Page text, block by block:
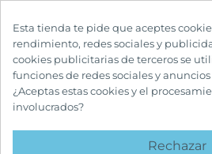
INICIO CUIDADOS FACIALES
Esta tienda te pide que aceptes
rendimiento, redes sociales y
cookies publicitarias de terceros se
funciones de redes sociales y
¿Aceptas estas cookies y el
involucrados?
Rechazar